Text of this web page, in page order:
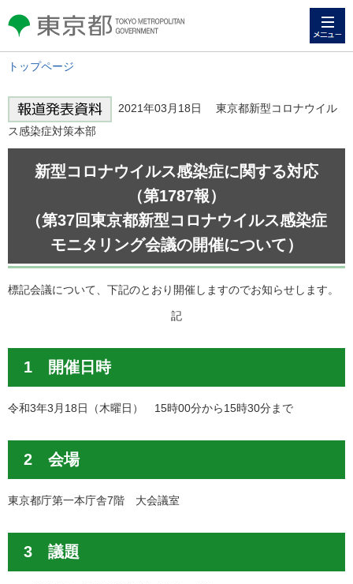
東京都 TOKYO METROPOLITAN
GOVERNMENT
トップページ
2021年03月18日 東京都新型コロナウイル
ス感染症対策本部
新型コロナウイルス感染症に関する対応
（第1787報）
（第37回東京都新型コロナウイルス感染症
モニタリング会議の開催について）
標記会議について、下記のとおり開催しますのでお知らせします。
記
1 開催日時
令和3年3月18日（木曜日） 15時00分から15時30分まで
2 会場
東京都庁第一本庁舎7階 大会議室
3 議題